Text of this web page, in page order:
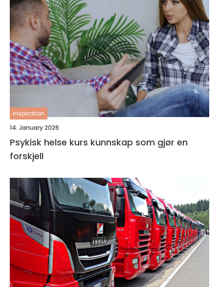
inspiration
14. January 2026
Psykisk helse kurs kunnskap som gjør en
forskjell